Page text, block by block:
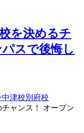
を決めるチ
スで後悔し
中津校別府校
ャンス！ オープン